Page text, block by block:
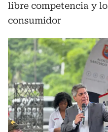
libre competencia y
consumidor